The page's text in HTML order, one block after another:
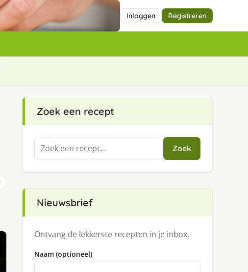
Inloggen Registreren
Zoek een recept
Zoeken
naar:
Zoek
Nieuwsbrief
Ontvang de lekkerste recepten in je inbox.
Naam (optioneel)